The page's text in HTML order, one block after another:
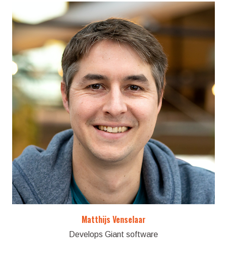
Matthijs Venselaar
Develops Giant software